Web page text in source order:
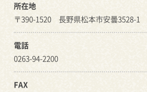
所在地
〒390-1520 長野県松本市安曇3528-1
電話
0263-94-2200
FAX